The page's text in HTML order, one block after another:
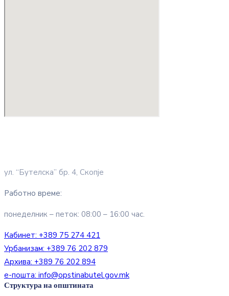
ул. “Бутелска” бр. 4, Скопје
Работно време:
понеделник – петок: 08:00 – 16:00 час.
Кабинет: +389 75 274 421
Урбанизам: +389 76 202 879
Архива: +389 76 202 894
е-пошта: info@opstinabutel.gov.mk
Структура на општината